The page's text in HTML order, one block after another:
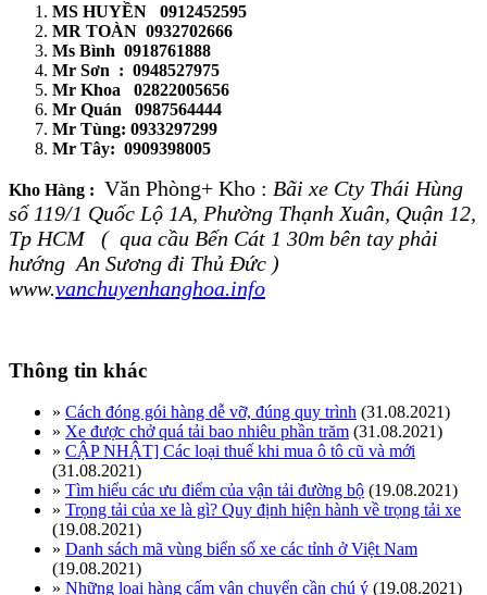
MS HUYỀN 0912452595
MR TOÀN 0932702666
Ms Bình 0918761888
Mr Sơn : 0948527975
Mr Khoa 02822005656
Mr Quán 0987564444
Mr Tùng: 0933297299
Mr Tây: 0909398005
Kho Hàng : Văn Phòng+ Kho : Bãi xe Cty Thái Hùng
số 119/1 Quốc Lộ 1A, Phường Thạnh Xuân, Quận 12,
Tp HCM ( qua cầu Bến Cát 1 30m bên tay phải
hướng An Sương đi Thủ Đức )
www.vanchuyenhanghoa.info
Thông tin khác
» Cách đóng gói hàng dễ vỡ, đúng quy trình (31.08.2021)
» Xe được chở quá tải bao nhiêu phần trăm (31.08.2021)
» CẬP NHẬT] Các loại thuế khi mua ô tô cũ và mới
(31.08.2021)
» Tìm hiểu các ưu điểm của vận tải đường bộ (19.08.2021)
» Trọng tải của xe là gì? Quy định hiện hành về trọng tải xe
(19.08.2021)
» Danh sách mã vùng biển số xe các tỉnh ở Việt Nam
(19.08.2021)
» Những loại hàng cấm vận chuyển cần chú ý (19.08.2021)